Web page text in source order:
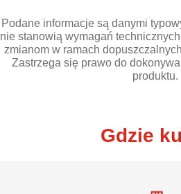
Podane informacje są danymi
nie stanowią wymagań
zmianom w ramach
Zastrzega się prawo do
produktu.
Gdzie